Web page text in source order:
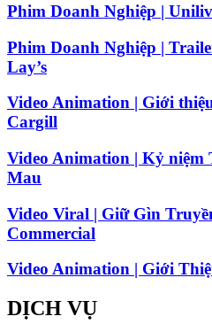
Phim Doanh Nghiệp |
Phim Doanh Nghiệp |
Lay’s
Video Animation | Giới
Cargill
Video Animation | Kỷ
Mau
Video Viral | Giữ Gìn
Commercial
Video Animation | Giới
DỊCH VỤ